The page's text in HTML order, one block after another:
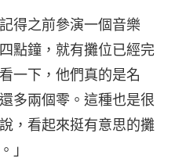
得之前參演一個音樂
點鐘，就有攤位已經完
一下，他們真的是名
多兩個零。這種也是很
，看起來挺有意思的攤
」